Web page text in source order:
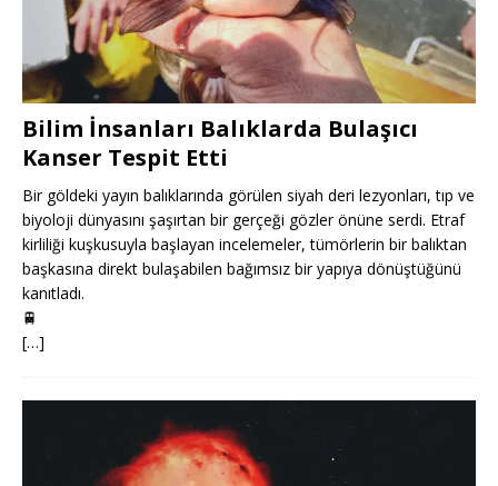
Bilim İnsanları Balıklarda Bulaşıcı
Kanser Tespit Etti
Bir göldeki yayın balıklarında görülen siyah deri lezyonları, tıp ve
biyoloji dünyasını şaşırtan bir gerçeği gözler önüne serdi. Etraf
kirliliği kuşkusuyla başlayan incelemeler, tümörlerin bir balıktan
başkasına direkt bulaşabilen bağımsız bir yapıya dönüştüğünü
kanıtladı.
🚆
[…]